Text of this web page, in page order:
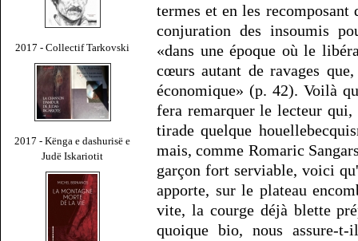
2017 - Collectif Tarkovski
2017 - Kënga e dashurisë e
Judë Iskariotit
termes et en les
conjuration des insoumis
«dans une époque où le
cœurs autant de ravages
économique» (p. 42). Voilà
fera remarquer le lecteur
tirade quelque
mais, comme Romaric
garçon fort serviable, voici
apporte, sur le plateau
vite, la courge déjà blette
quoique bio, nous assure-